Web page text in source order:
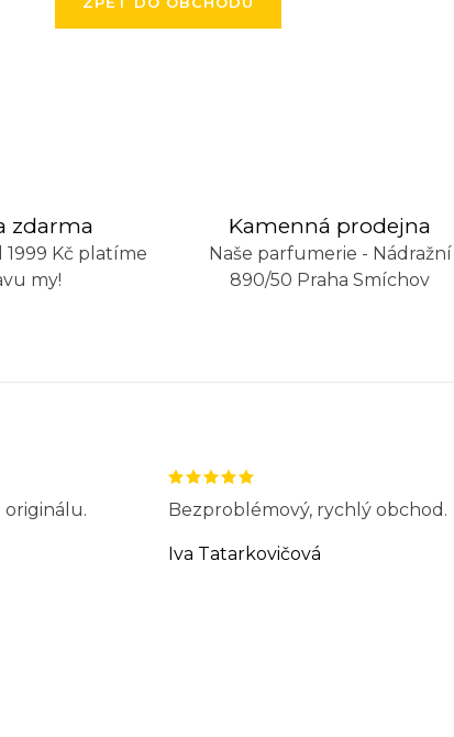
zdarma
Kč platíme
my!
Kamenná prodejna
Naše parfumerie - Nádražní
890/50 Praha Smíchov
originálu. Bezproblémový, rychlý obchod.
Iva Tatarkovičová